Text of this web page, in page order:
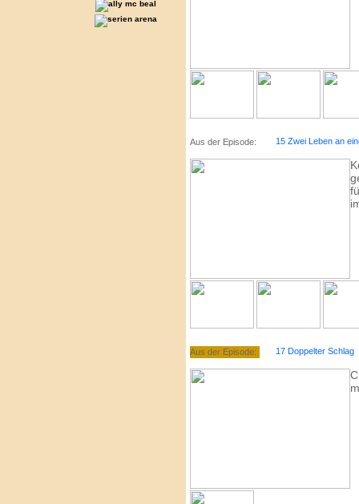
Aus der Episode: 15 Zwei Leben an
Aus der Episode: 17 Doppelter Schlag